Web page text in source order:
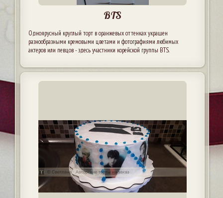
BTS
Одноярусный круглый торт в оранжевых оттенках украшен
разнообразными кремовыми цветами и фотографиями любимых
актеров или певцов - здесь участники корейской группы BTS.